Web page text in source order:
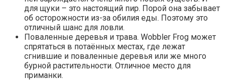
для щуки – это настоящий пир. Порой она забывает
об осторожности из-за обилия еды. Поэтому это
отличный шанс для ловли.
Поваленные деревья и трава. Wobbler Frog может
спрятаться в потаённых местах, где лежат
сгнившие и поваленные деревья или же много
бурной растительности. Отличное место для
приманки.